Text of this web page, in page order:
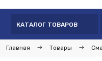
КАТАЛОГ ТОВАРОВ
Главная Товары